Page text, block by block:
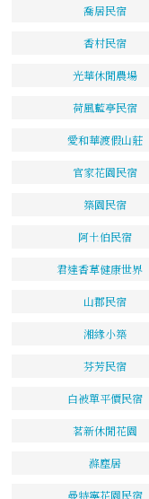
喬居民宿
香村民宿
光華休閒農場
荷風藍亭民宿
愛和華渡假山莊
官家花園民宿
築園民宿
阿土伯民宿
君達香草健康世界
山郡民宿
湘緣小築
芬芳民宿
白被單平價民宿
茗新休閒花園
滌塵居
曼特寧花園民宿